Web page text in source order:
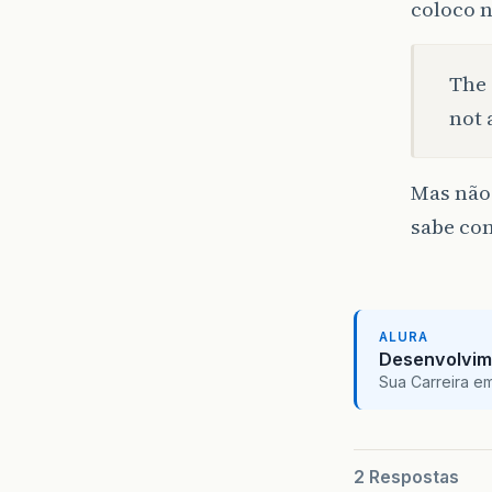
coloco
The
not
Mas
sabe
ALURA
Sua Carreira
2 Respostas